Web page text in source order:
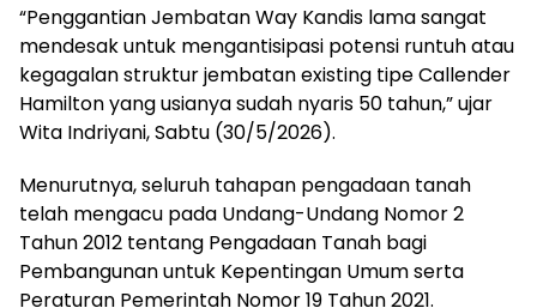
“Penggantian Jembatan Way Kandis lama sangat
mendesak untuk mengantisipasi potensi runtuh atau
kegagalan struktur jembatan existing tipe Callender
Hamilton yang usianya sudah nyaris 50 tahun,” ujar
Wita Indriyani, Sabtu (30/5/2026).
Menurutnya, seluruh tahapan pengadaan tanah
telah mengacu pada Undang-Undang Nomor 2
Tahun 2012 tentang Pengadaan Tanah bagi
Pembangunan untuk Kepentingan Umum serta
Peraturan Pemerintah Nomor 19 Tahun 2021.